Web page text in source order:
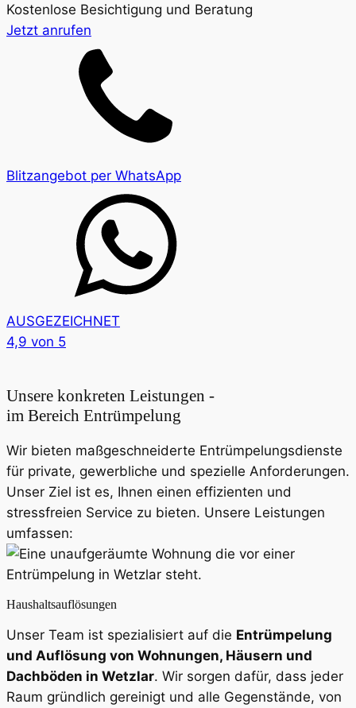
Kostenlose Besichtigung und Beratung
Jetzt anrufen
Blitzangebot per WhatsApp
AUSGEZEICHNET
4,9 von 5
Unsere konkreten Leistungen -
im Bereich Entrümpelung
Wir bieten maßgeschneiderte Entrümpelungsdienste
für private, gewerbliche und spezielle Anforderungen.
Unser Ziel ist es, Ihnen einen effizienten und
stressfreien Service zu bieten. Unsere Leistungen
umfassen:
Haushaltsauflösungen
Unser Team ist spezialisiert auf die Entrümpelung
und Auflösung von Wohnungen, Häusern und
Dachböden in Wetzlar. Wir sorgen dafür, dass jeder
Raum gründlich gereinigt und alle Gegenstände, von